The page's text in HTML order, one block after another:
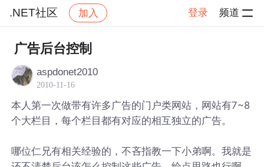
.NET社区 加入 登录 频道
社区 .NET社区
广告后台控制
aspdonet2010
2010-11-16
本人第一次做带有许多广告的门户类网站，网站有7~8
个大栏目，每个栏目都有对应的相互独立的广告。
哪位仁兄有相关经验的，不吝指教一下小弟啊。我就是